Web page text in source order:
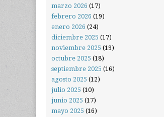
marzo 2026 (17)
febrero 2026 (19)
enero 2026 (24)
diciembre 2025 (17)
noviembre 2025 (19)
octubre 2025 (18)
septiembre 2025 (16)
agosto 2025 (12)
julio 2025 (10)
junio 2025 (17)
mayo 2025 (16)